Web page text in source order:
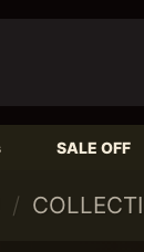
SALE OFF
/